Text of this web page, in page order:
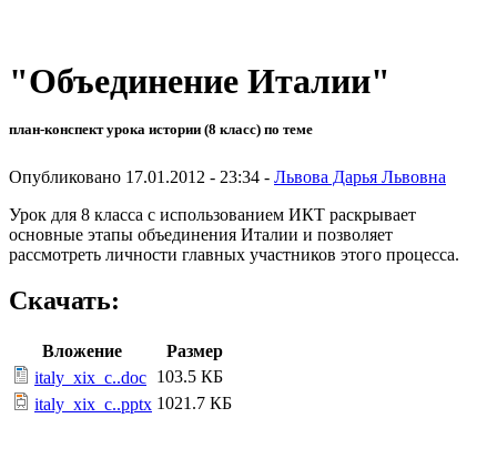
"Объединение Италии"
план-конспект урока истории (8 класс) по теме
Опубликовано 17.01.2012 - 23:34 - Львова Дарья Львовна
Урок для 8 класса с использованием ИКТ раскрывает
основные этапы объединения Италии и позволяет
рассмотреть личности главных участников этого процесса.
Скачать:
Вложение
Размер
italy_xix_c..doc 103.5 КБ
italy_xix_c..pptx 1021.7 КБ